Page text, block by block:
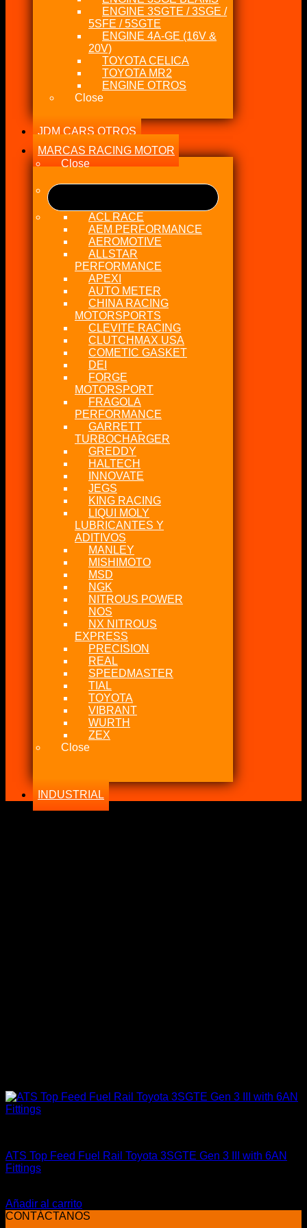
ENGINE 3SGTE / 3SGE /
5SFE / 5SGTE
ENGINE 4A-GE (16V &
20V)
TOYOTA CELICA
TOYOTA MR2
ENGINE OTROS
Close
JDM CARS OTROS
MARCAS RACING MOTOR
Close
ACL RACE
AEM PERFORMANCE
AEROMOTIVE
ALLSTAR
PERFORMANCE
APEXI
AUTO METER
CHINA RACING
MOTORSPORTS
CLEVITE RACING
CLUTCHMAX USA
COMETIC GASKET
DEI
FORGE
MOTORSPORT
FRAGOLA
PERFORMANCE
GARRETT
TURBOCHARGER
GREDDY
HALTECH
INNOVATE
JEGS
KING RACING
LIQUI MOLY
LUBRICANTES Y
ADITIVOS
MANLEY
MISHIMOTO
MSD
NGK
NITROUS POWER
NOS
NX NITROUS
EXPRESS
PRECISION
REAL
SPEEDMASTER
TIAL
TOYOTA
VIBRANT
WURTH
ZEX
Close
INDUSTRIAL
ATS Top Feed Fuel Rail Toyota 3SGTE Gen 3 III with 6AN
Fittings
precio
original
Añadir al carrito
CONTÁCTANOS